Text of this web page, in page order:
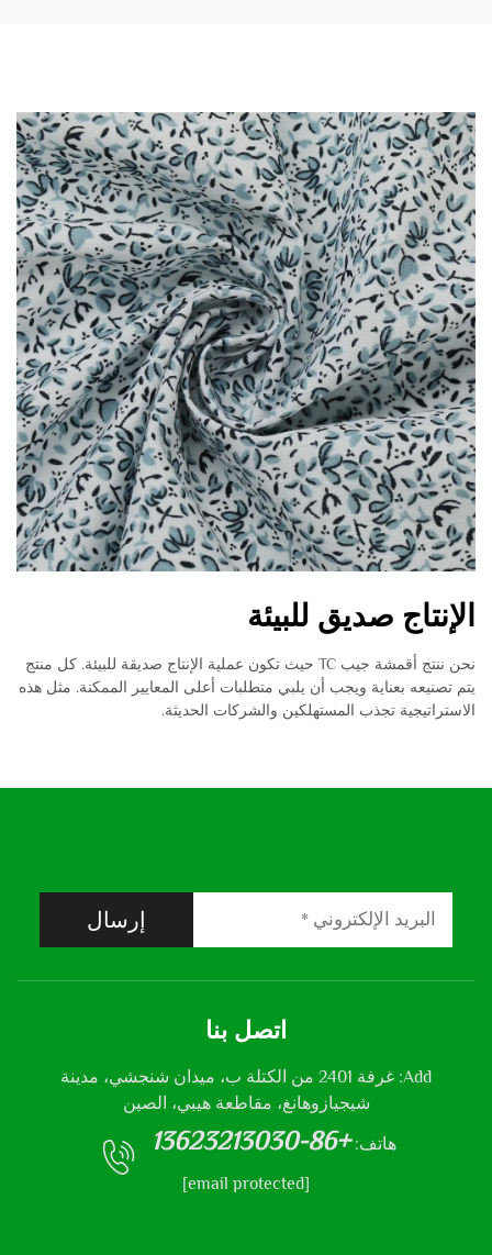
الإنتاج صديق للبيئة
نحن ننتج أقمشة جيب TC حيث تكون عملية الإنتاج صديقة للبيئة. كل منتج
يتم تصنيعه بعناية ويجب أن يلبي متطلبات أعلى المعايير الممكنة. مثل هذه
الاستراتيجية تجذب المستهلكين والشركات الحديثة.
إرسال
اتصل بنا
Add: غرفة 2401 من الكتلة ب، ميدان شنجشي، مدينة
شيجيازوهانغ، مقاطعة هيبي، الصين
هاتف: +86-13623213030
[email protected]